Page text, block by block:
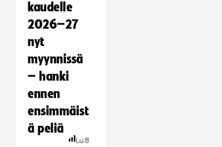
kaudelle
2026–27
nyt
myynnissä
– hanki
ennen
ensimmäist
ä peliä
Lu8